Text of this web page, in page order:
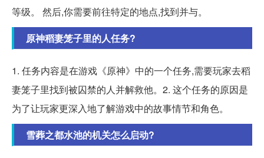
等级。 然后,你需要前往特定的地点,找到并与。
原神稻妻笼子里的人任务?
1. 任务内容是在游戏《原神》中的一个任务,需要玩家去稻
妻笼子里找到被囚禁的人并解救他。2. 这个任务的原因是
为了让玩家更深入地了解游戏中的故事情节和角色。
雪葬之都水池的机关怎么启动?